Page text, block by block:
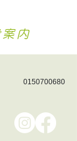
案内
0150700680